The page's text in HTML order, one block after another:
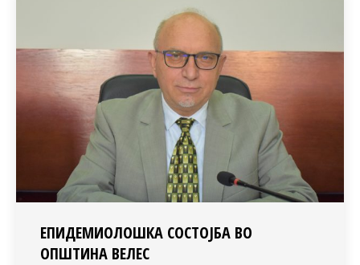
ЕПИДЕМИОЛОШКА СОСТОЈБА ВО
ОПШТИНА ВЕЛЕС